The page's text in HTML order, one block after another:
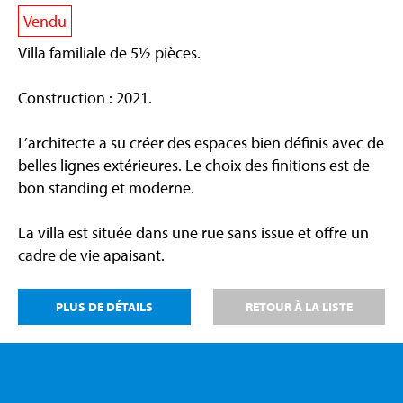
Vendu
Villa familiale de 5½ pièces.
Construction : 2021.
L’architecte a su créer des espaces bien définis avec de
belles lignes extérieures. Le choix des finitions est de
bon standing et moderne.
La villa est située dans une rue sans issue et offre un
cadre de vie apaisant.
PLUS DE DÉTAILS RETOUR À LA LISTE